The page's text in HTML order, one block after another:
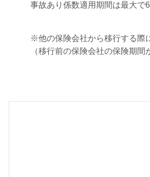
事故あり係数適用期間は最大で
※他の保険会社から移行する際
（移行前の保険会社の保険期間